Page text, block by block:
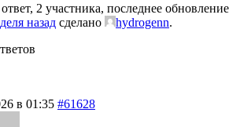
2 участника, последнее обновление
назад сделано hydrogenn.
в 01:35 #61628